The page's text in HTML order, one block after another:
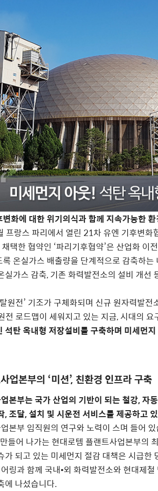
화에 대한 위기의식과 함께 지속가능한
프랑스 파리에서 열린 21차 유엔 기후변화
택한 협약인 ‘파리기후협약’은 산업화 이
온실가스 배출량을 단계적으로 감축하
실가스 감축, 기존 화력발전소의 설비 개선
원전’ 기조가 구체화되며 신규 원자력발
전 로드맵이 세워지고 있는 지금, 시대의 요
석탄 옥내형 저장설비를 구축하며 미세먼
업본부의 ‘미션’, 친환경 인프라 구축
본부는 국가 산업의 기반이 되는 철강, 자
, 조달, 설치 및 시운전 서비스를 제공하고
본부 임직원의 연구와 노력이 스며 들어
들어 나가는 현대로템 플랜트사업본부의
가 되고 있는 미세먼지 절감 대책은 시급한
링과 함께 국내•외 화력발전소와 현대제
에 나섰습니다.